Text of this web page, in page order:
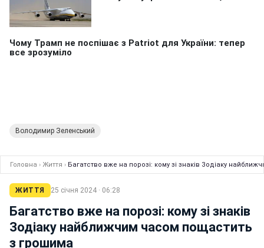
Володимир Зеленський
Головна › Життя › Багатство вже на порозі: кому зі знаків Зодіаку
ЖИТТЯ 25 січня 2024 · 06:28
Багатство вже на порозі: кому зі знаків
Зодіаку найближчим часом пощастить
з грошима